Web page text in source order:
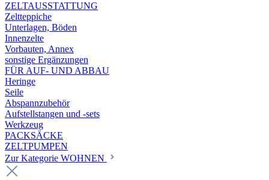
ZELTAUSSTATTUNG
Zeltteppiche
Unterlagen, Böden
Innenzelte
Vorbauten, Annex
sonstige Ergänzungen
FÜR AUF- UND ABBAU
Heringe
Seile
Abspannzubehör
Aufstellstangen und -sets
Werkzeug
PACKSÄCKE
ZELTPUMPEN
Zur Kategorie WOHNEN